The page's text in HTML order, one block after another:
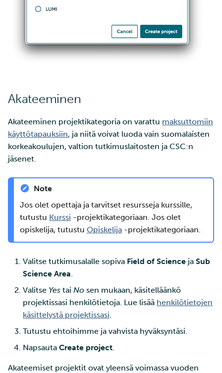
Akateeminen
Akateeminen projektikategoria on varattu maksuttomiin
käyttötapauksiin, ja niitä voivat luoda vain suomalaisten
korkeakoulujen, valtion tutkimuslaitosten ja CSC:n
jäsenet.
Note
Jos olet opettaja ja tarvitset resursseja kurssille,
tutustu Kurssi -projektikategoriaan. Jos olet
opiskelija, tutustu Opiskelija -projektikategoriaan.
Valitse tutkimusalalle sopiva Field of Science ja Sub
Science Area
Valitse Yes tai No sen mukaan, käsitelläänkö
projektissasi henkilötietoja. Lue lisää henkilötietojen
käsittelystä projektissasi
Tutustu ehtoihimme ja vahvista hyväksyntäsi.
Napsauta Create project
Akateemiset projektit ovat yleensä voimassa vuoden